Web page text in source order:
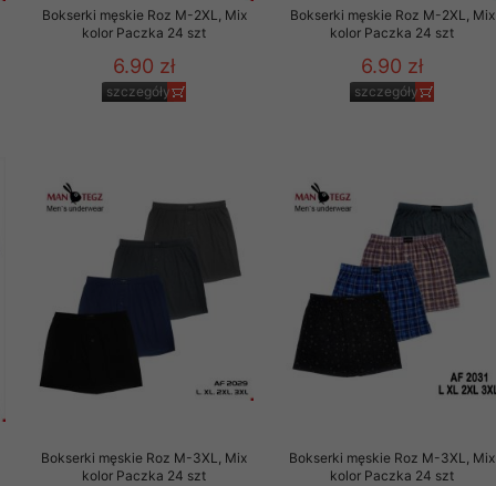
Bokserki męskie Roz M-2XL, Mix
kolor Paczka 24 szt
6.90 zł
szczegóły
Bokserki męskie Roz M-2XL, Mix
kolor Paczka 24 szt
6.90 zł
szczegóły
Bokserki męskie Roz M-3XL, Mix
kolor Paczka 24 szt
Bokserki męskie Roz M-3XL, Mix
kolor Paczka 24 szt